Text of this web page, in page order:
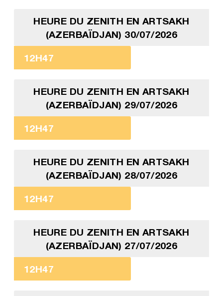
HEURE DU ZENITH EN ARTSAKH
(AZERBAÏDJAN) 30/07/2026
12H47
HEURE DU ZENITH EN ARTSAKH
(AZERBAÏDJAN) 29/07/2026
12H47
HEURE DU ZENITH EN ARTSAKH
(AZERBAÏDJAN) 28/07/2026
12H47
HEURE DU ZENITH EN ARTSAKH
(AZERBAÏDJAN) 27/07/2026
12H47